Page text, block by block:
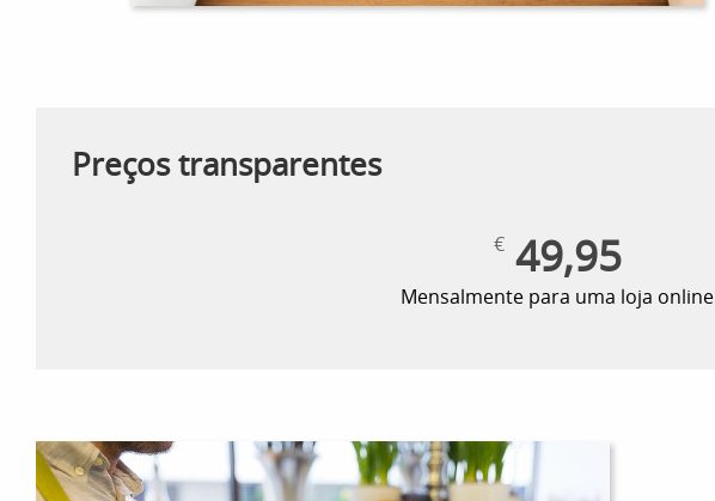
Preços transparentes
€49,95
Mensalmente para uma loja online